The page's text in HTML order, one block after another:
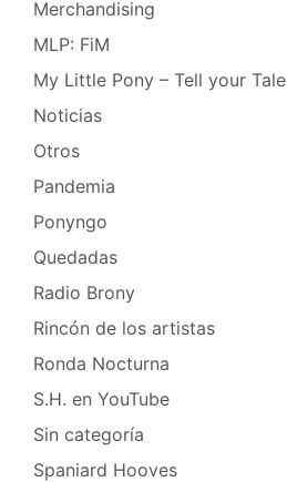
Merchandising
MLP: FiM
My Little Pony – Tell your Tale
Noticias
Otros
Pandemia
Ponyngo
Quedadas
Radio Brony
Rincón de los artistas
Ronda Nocturna
S.H. en YouTube
Sin categoría
Spaniard Hooves